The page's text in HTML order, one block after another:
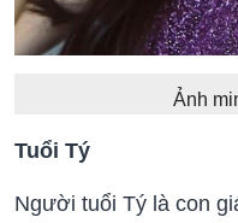
Ảnh
Tuổi Tý
Người tuổi Tý là con